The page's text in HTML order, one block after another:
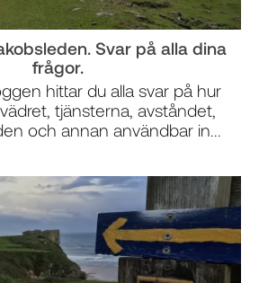
Svar på alla dina
frågor.
hittar du alla svar på hur
tjänsterna, avståndet,
och annan användbar in...